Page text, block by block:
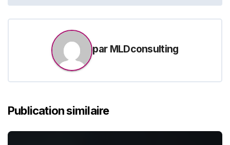
par MLDconsulting
Publication similaire